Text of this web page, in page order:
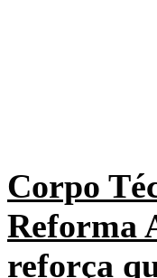
Corpo
Reforma
reforça